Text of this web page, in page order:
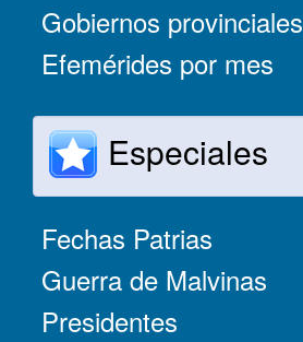
Gobiernos provinciales
Efemérides por mes
Especiales
Fechas Patrias
Guerra de Malvinas
Presidentes